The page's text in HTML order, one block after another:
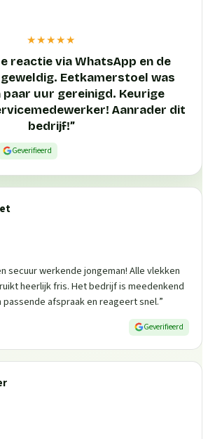
★★★★★
reactie via WhatsApp en de
Eetkamerstoel was
paar uur gereinigd. Keurige
Aanrader dit
bedrijf!”
Geverifieerd
secuur werkende jongeman! Alle vlekken
heerlijk fris. Het bedrijf is meedenkend
passende afspraak en reageert snel.”
Geverifieerd